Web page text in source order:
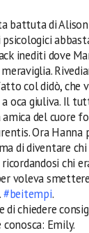
battuta di
inediti dove
col didò, che
oca giuliva. Il
del cuore
Ora Hanna
di diventare
chi
voleva
#beitempi.
di chiedere
Emily.